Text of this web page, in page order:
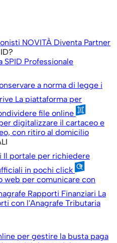
NOVITÀ Diventa Partner
SPID Professionale
a norma di legge i
La piattaforma per
file online
digitalizzare il cartaceo e
con ritiro al domicilio
Il portale per richiedere
in pochi click
web per comunicare con
Rapporti Finanziari La
con l'Anagrafe Tributaria
per gestire la busta paga